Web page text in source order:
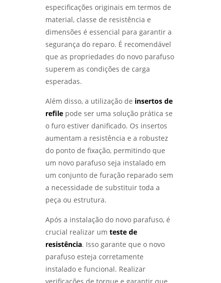
especificações originais em termos de
material, classe de resistência e
dimensões é essencial para garantir a
segurança do reparo. É recomendável
que as propriedades do novo parafuso
superem as condições de carga
esperadas.
Além disso, a utilização de insertos de
refilepode ser uma solução prática se
o furo estiver danificado. Os insertos
aumentam a resistência e a robustez
do ponto de fixação, permitindo que
um novo parafuso seja instalado em
um conjunto de furação reparado sem
a necessidade de substituir toda a
peça ou estrutura.
Após a instalação do novo parafuso, é
crucial realizar um teste de
resistência. Isso garante que o novo
parafuso esteja corretamente
instalado e funcional. Realizar